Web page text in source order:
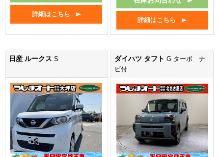
詳細はこちら
詳細はこちら
日産 ルークス S ダイハツ タフトG ターボ ナ
ビ付